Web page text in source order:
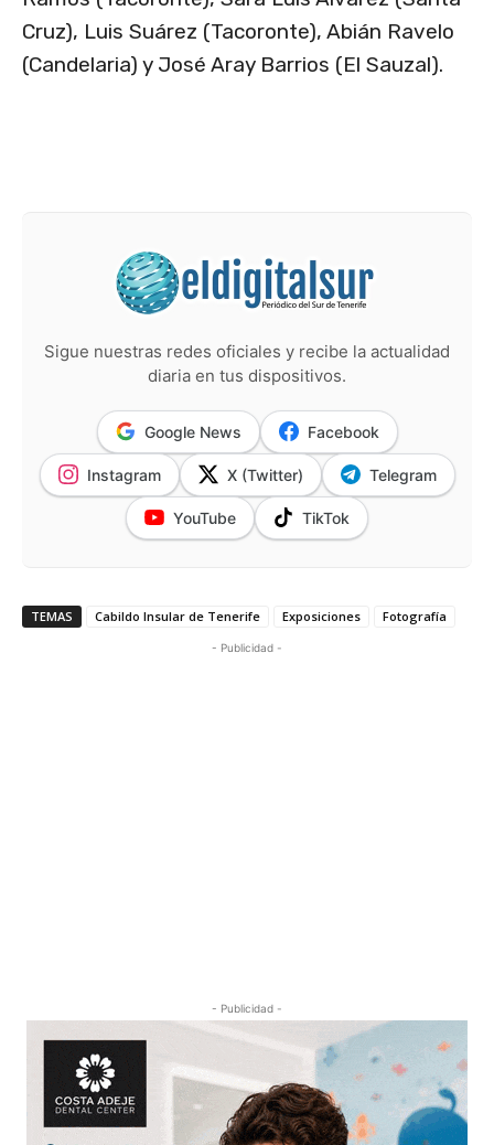
Cruz), Luis Suárez (Tacoronte), Abián Ravelo
(Candelaria) y José Aray Barrios (El Sauzal).
Sigue nuestras redes oficiales y recibe la actualidad
diaria en tus dispositivos.
Google News Facebook
Instagram X (Twitter) Telegram
YouTube TikTok
TEMAS Cabildo Insular de Tenerife Exposiciones Fotografía
- Publicidad -
- Publicidad -